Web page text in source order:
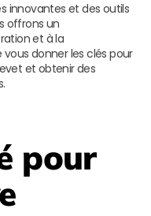
innovantes et des outils
offrons un
et à la
donner les clés pour
et obtenir des
pour